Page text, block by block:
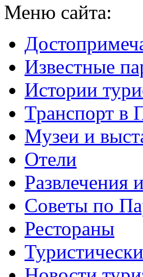
Меню сайта:
Известные
Истории
Транспорт в
Музеи и
Отели
Развлечения
Советы по
Рестораны